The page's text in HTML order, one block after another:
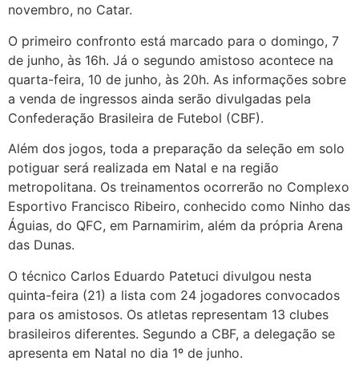
novembro, no Catar.
O primeiro confronto está marcado para o domingo, 7
de junho, às 16h. Já o segundo amistoso acontece na
quarta-feira, 10 de junho, às 20h. As informações sobre
a venda de ingressos ainda serão divulgadas pela
Confederação Brasileira de Futebol (CBF).
Além dos jogos, toda a preparação da seleção em solo
potiguar será realizada em Natal e na região
metropolitana. Os treinamentos ocorrerão no Complexo
Esportivo Francisco Ribeiro, conhecido como Ninho das
Águias, do QFC, em Parnamirim, além da própria Arena
das Dunas.
O técnico Carlos Eduardo Patetuci divulgou nesta
quinta-feira (21) a lista com 24 jogadores convocados
para os amistosos. Os atletas representam 13 clubes
brasileiros diferentes. Segundo a CBF, a delegação se
apresenta em Natal no dia 1º de junho.